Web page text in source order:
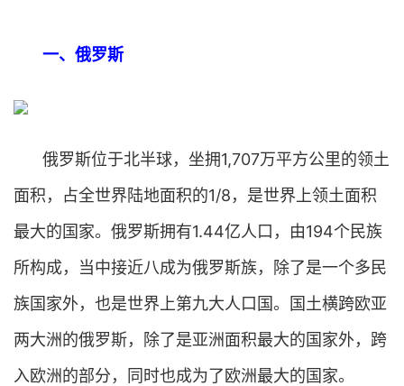
一、俄罗斯
俄罗斯位于北半球，坐拥1,707万平方公里的领土
面积，占全世界陆地面积的1/8，是世界上领土面积
最大的国家。俄罗斯拥有1.44亿人口，由194个民族
所构成，当中接近八成为俄罗斯族，除了是一个多民
族国家外，也是世界上第九大人口国。国土横跨欧亚
两大洲的俄罗斯，除了是亚洲面积最大的国家外，跨
入欧洲的部分，同时也成为了欧洲最大的国家。